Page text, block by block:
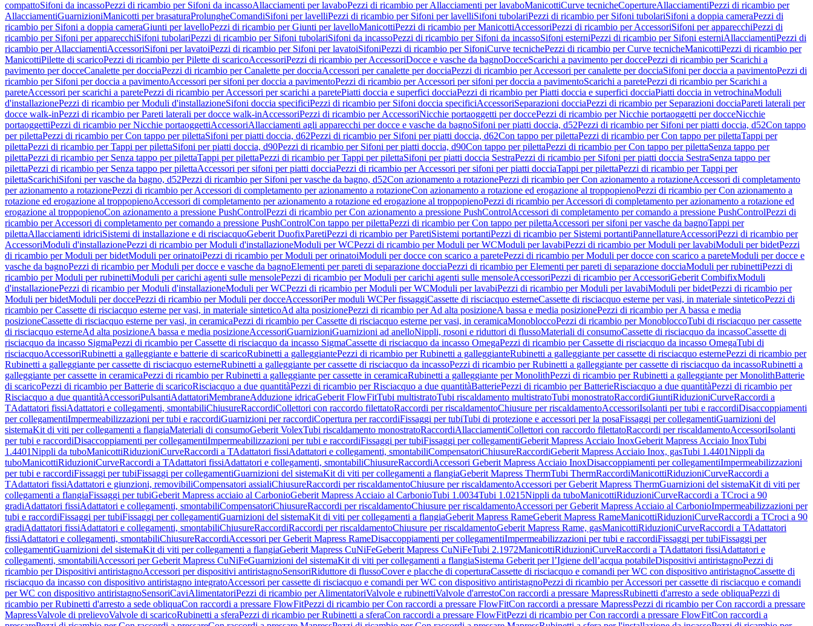
compattoSifoni da incassoPezzi di ricambio per Sifoni da incassoAllacciamenti per lavaboPezzi di ricambio per Allacciamenti per lavaboManicottiCurve tecnicheCopertureAllacciamentiPezzi di ricambio per
AllacciamentiGuarnizioniManicotti per brasaturaProlungheComandiSifoni per lavelliPezzi di ricambio per Sifoni per lavelliSifoni tubolariPezzi di ricambio per Sifoni tubolariSifoni a doppia cameraPezzi di
ricambio per Sifoni a doppia cameraGiunti per lavelloPezzi di ricambio per Giunti per lavelloManicottiPezzi di ricambio per ManicottiAccessoriPezzi di ricambio per AccessoriSifoni per apparecchiPezzi di
ricambio per Sifoni per apparecchiSifoni tubolariPezzi di ricambio per Sifoni tubolariSifoni da incassoPezzi di ricambio per Sifoni da incassoSifoni esterniPezzi di ricambio per Sifoni esterniAllacciamentiPezzi di
ricambio per AllacciamentiAccessoriSifoni per lavatoiPezzi di ricambio per Sifoni per lavatoiSifoniPezzi di ricambio per SifoniCurve tecnichePezzi di ricambio per Curve tecnicheManicottiPezzi di ricambio per
ManicottiPilette di scaricoPezzi di ricambio per Pilette di scaricoAccessoriPezzi di ricambio per AccessoriDocce e vasche da bagnoDocceScarichi a pavimento per doccePezzi di ricambio per Scarichi a
pavimento per docceCanalette per docciaPezzi di ricambio per Canalette per docciaAccessori per canalette per docciaPezzi di ricambio per Accessori per canalette per docciaSifoni per doccia a pavimentoPezzi di
ricambio per Sifoni per doccia a pavimentoAccessori per sifoni per doccia a pavimentoPezzi di ricambio per Accessori per sifoni per doccia a pavimentoScarichi a paretePezzi di ricambio per Scarichi a
pareteAccessori per scarichi a paretePezzi di ricambio per Accessori per scarichi a paretePiatti doccia e superfici docciaPezzi di ricambio per Piatti doccia e superfici docciaPiatti doccia in vetrochinaModuli
d'installazionePezzi di ricambio per Moduli d'installazioneSifoni doccia specificiPezzi di ricambio per Sifoni doccia specificiAccessoriSeparazioni docciaPezzi di ricambio per Separazioni docciaPareti laterali per
docce walk-inPezzi di ricambio per Pareti laterali per docce walk-inAccessoriPezzi di ricambio per AccessoriNicchie portaoggetti per doccePezzi di ricambio per Nicchie portaoggetti per docceNicchie
portaoggettiPezzi di ricambio per Nicchie portaoggettiAccessoriAllacciamenti agli apparecchi per docce e vasche da bagnoSifoni per piatti doccia, d52Pezzi di ricambio per Sifoni per piatti doccia, d52Con tappo
per pilettaPezzi di ricambio per Con tappo per pilettaSifoni per piatti doccia, d62Pezzi di ricambio per Sifoni per piatti doccia, d62Con tappo per pilettaPezzi di ricambio per Con tappo per pilettaTappi per
pilettaPezzi di ricambio per Tappi per pilettaSifoni per piatti doccia, d90Pezzi di ricambio per Sifoni per piatti doccia, d90Con tappo per pilettaPezzi di ricambio per Con tappo per pilettaSenza tappo per
pilettaPezzi di ricambio per Senza tappo per pilettaTappi per pilettaPezzi di ricambio per Tappi per pilettaSifoni per piatti doccia SestraPezzi di ricambio per Sifoni per piatti doccia SestraSenza tappo per
pilettaPezzi di ricambio per Senza tappo per pilettaAccessori per sifoni per piatti docciaPezzi di ricambio per Accessori per sifoni per piatti docciaTappi per pilettaPezzi di ricambio per Tappi per
pilettaScarichiSifoni per vasche da bagno, d52Pezzi di ricambio per Sifoni per vasche da bagno, d52Con azionamento a rotazionePezzi di ricambio per Con azionamento a rotazioneAccessori di completamento
per azionamento a rotazionePezzi di ricambio per Accessori di completamento per azionamento a rotazioneCon azionamento a rotazione ed erogazione al troppopienoPezzi di ricambio per Con azionamento a
rotazione ed erogazione al troppopienoAccessori di completamento per azionamento a rotazione ed erogazione al troppopienoPezzi di ricambio per Accessori di completamento per azionamento a rotazione ed
erogazione al troppopienoCon azionamento a pressione PushControlPezzi di ricambio per Con azionamento a pressione PushControlAccessori di completamento per comando a pressione PushControlPezzi di
ricambio per Accessori di completamento per comando a pressione PushControlCon tappo per pilettaPezzi di ricambio per Con tappo per pilettaAccessori per sifoni per vasche da bagnoTappi per
pilettaAllacciamenti idriciSistemi di installazione e di risciacquoGeberit DuofixParetiPezzi di ricambio per ParetiSistemi portantiPezzi di ricambio per Sistemi portantiPannellatureAccessoriPezzi di ricambio per
AccessoriModuli d'installazionePezzi di ricambio per Moduli d'installazioneModuli per WCPezzi di ricambio per Moduli per WCModuli per lavabiPezzi di ricambio per Moduli per lavabiModuli per bidetPezzi
di ricambio per Moduli per bidetModuli per orinatoiPezzi di ricambio per Moduli per orinatoiModuli per docce con scarico a paretePezzi di ricambio per Moduli per docce con scarico a pareteModuli per docce e
vasche da bagnoPezzi di ricambio per Moduli per docce e vasche da bagnoElementi per pareti di separazione docciaPezzi di ricambio per Elementi per pareti di separazione docciaModuli per rubinettiPezzi di
ricambio per Moduli per rubinettiModuli per carichi agenti sulle mensolePezzi di ricambio per Moduli per carichi agenti sulle mensoleAccessoriPezzi di ricambio per AccessoriGeberit CombifixModuli
d'installazionePezzi di ricambio per Moduli d'installazioneModuli per WCPezzi di ricambio per Moduli per WCModuli per lavabiPezzi di ricambio per Moduli per lavabiModuli per bidetPezzi di ricambio per
Moduli per bidetModuli per doccePezzi di ricambio per Moduli per docceAccessoriPer moduli WCPer fissaggiCassette di risciacquo esterneCassette di risciacquo esterne per vasi, in materiale sinteticoPezzi di
ricambio per Cassette di risciacquo esterne per vasi, in materiale sinteticoAd alta posizionePezzi di ricambio per Ad alta posizioneA bassa e media posizionePezzi di ricambio per A bassa e media
posizioneCassette di risciacquo esterne per vasi, in ceramicaPezzi di ricambio per Cassette di risciacquo esterne per vasi, in ceramicaMonobloccoPezzi di ricambio per MonobloccoTubi di risciacquo per cassette
di risciacquo esterneAd alta posizioneA bassa e media posizioneAccessoriGuarnizioniGuarnizioni ad anelloNippli, rosoni e riduttori di flussoMateriali di consumoCassette di risciacquo da incassoCassette di
risciacquo da incasso SigmaPezzi di ricambio per Cassette di risciacquo da incasso SigmaCassette di risciacquo da incasso OmegaPezzi di ricambio per Cassette di risciacquo da incasso OmegaTubi di
risciacquoAccessoriRubinetti a galleggiante e batterie di scaricoRubinetti a galleggiantePezzi di ricambio per Rubinetti a galleggianteRubinetti a galleggiante per cassette di risciacquo esternePezzi di ricambio per
Rubinetti a galleggiante per cassette di risciacquo esterneRubinetti a galleggiante per cassette di risciacquo da incassoPezzi di ricambio per Rubinetti a galleggiante per cassette di risciacquo da incassoRubinetti a
galleggiante per cassette in ceramicaPezzi di ricambio per Rubinetti a galleggiante per cassette in ceramicaRubinetti a galleggiante per MonolithPezzi di ricambio per Rubinetti a galleggiante per MonolithBatterie
di scaricoPezzi di ricambio per Batterie di scaricoRisciacquo a due quantitàPezzi di ricambio per Risciacquo a due quantitàBatteriePezzi di ricambio per BatterieRisciacquo a due quantitàPezzi di ricambio per
Risciacquo a due quantitàAccessoriPulsantiAdattatoriMembraneAdduzione idricaGeberit FlowFitTubi multistratoTubi riscaldamento multistratoTubi monostratoRaccordiGiuntiRiduzioniCurveRaccordi a
TAdattatori fissiAdattatori e collegamenti, smontabiliChiusureRaccordiCollettori con raccordo filettatoRaccordi per riscaldamentoChiusure per riscaldamentoAccessoriIsolanti per tubi e raccordiDisaccoppiamenti
per collegamentiImpermeabilizzazioni per tubi e raccordiGuarnizioni per raccordiCopertura per raccordiFissaggi per tubiTubi di protezione e accessori per la posaFissaggi per collegamentiGuarnizioni del
sistemaKit di viti per collegamenti a flangiaMateriali di consumoGeberit VolexTubi riscaldamento monostratoRaccordiAllacciamentiCollettori con raccordo filettatoRaccordi per riscaldamentoAccessoriIsolanti
per tubi e raccordiDisaccoppiamenti per collegamentiImpermeabilizzazioni per tubi e raccordiFissaggi per tubiFissaggi per collegamentiGeberit Mapress Acciaio InoxGeberit Mapress Acciaio InoxTubi
1.4401Nippli da tuboManicottiRiduzioniCurveRaccordi a TAdattatori fissiAdattatori e collegamenti, smontabiliCompensatoriChiusureRaccordiGeberit Mapress Acciaio Inox, gasTubi 1.4401Nippli da
tuboManicottiRiduzioniCurveRaccordi a TAdattatori fissiAdattatori e collegamenti, smontabiliChiusureRaccordiAccessori Geberit Mapress Acciaio InoxDisaccoppiamenti per collegamentiImpermeabilizzazioni
per tubi e raccordiFissaggi per tubiFissaggi per collegamentiGuarnizioni del sistemaKit di viti per collegamenti a flangiaGeberit Mapress ThermTubi ThermRaccordiManicottiRiduzioniCurveRaccordi a
TAdattatori fissiAdattatori e giunzioni, removibiliCompensatori assialiChiusureRaccordi per riscaldamentoChiusure per riscaldamentoAccessori per Geberit Mapress ThermGuarnizioni del sistemaKit di viti per
collegamenti a flangiaFissaggi per tubiGeberit Mapress acciaio al CarbonioGeberit Mapress Acciaio al CarbonioTubi 1.0034Tubi 1.0215Nippli da tuboManicottiRiduzioniCurveRaccordi a TCroci a 90
gradiAdattatori fissiAdattatori e collegamenti, smontabiliCompensatoriChiusureRaccordi per riscaldamentoChiusure per riscaldamentoAccessori per Geberit Mapress Acciaio al CarbonioImpermeabilizzazioni per
tubi e raccordiFissaggi per tubiFissaggi per collegamentiGuarnizioni del sistemaKit di viti per collegamenti a flangiaGeberit Mapress RameGeberit Mapress RameManicottiRiduzioniCurveRaccordi a TCroci a 90
gradiAdattatori fissiAdattatori e collegamenti, smontabiliChiusureRaccordiRaccordi per riscaldamentoChiusure per riscaldamentoGeberit Mapress Rame, gasManicottiRiduzioniCurveRaccordi a TAdattatori
fissiAdattatori e collegamenti, smontabiliChiusureRaccordiAccessori per Geberit Mapress RameDisaccoppiamenti per collegamentiImpermeabilizzazioni per tubi e raccordiFissaggi per tubiFissaggi per
collegamentiGuarnizioni del sistemaKit di viti per collegamenti a flangiaGeberit Mapress CuNiFeGeberit Mapress CuNiFeTubi 2.1972ManicottiRiduzioniCurveRaccordi a TAdattatori fissiAdattatori e
collegamenti, smontabiliAccessori per Geberit Mapress CuNiFeGuarnizioni del sistemaKit di viti per collegamenti a flangiaSistema Geberit per l’Igiene dell’acqua potabileDispositivi antiristagnoPezzi di
ricambio per Dispositivi antiristagnoAccessori per dispositivi antiristagnoSensoriRiduttore di flussoCover e placche di coperturaCassette di risciacquo e comandi per WC con dispositivo antiristagnoCassette di
risciacquo da incasso con dispositivo antiristagno integratoAccessori per cassette di risciacquo e comandi per WC con dispositivo antiristagnoPezzi di ricambio per Accessori per cassette di risciacquo e comandi
per WC con dispositivo antiristagnoSensoriCaviAlimentatoriPezzi di ricambio per AlimentatoriValvole e rubinettiValvole d'arrestoCon raccordi a pressare MapressRubinetti d'arresto a sede obliquaPezzi di
ricambio per Rubinetti d'arresto a sede obliquaCon raccordi a pressare FlowFitPezzi di ricambio per Con raccordi a pressare FlowFitCon raccordi a pressare MapressPezzi di ricambio per Con raccordi a pressare
MapressValvole di prelievoValvole di scaricoRubinetti a sferaPezzi di ricambio per Rubinetti a sferaCon raccordi a pressare FlowFitPezzi di ricambio per Con raccordi a pressare FlowFitCon raccordi a